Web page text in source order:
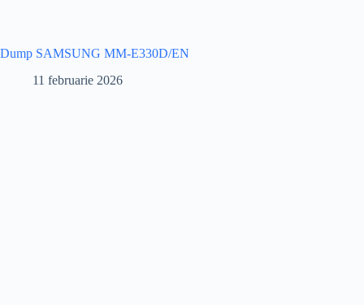
Dump SAMSUNG MM-E330D/EN
11 februarie 2026